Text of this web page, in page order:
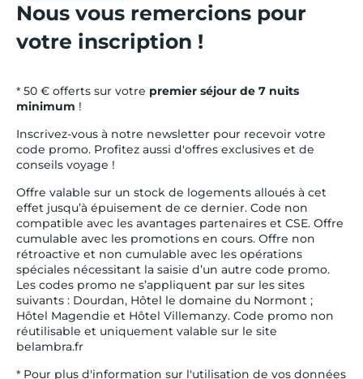
Nous vous remercions pour
votre inscription !
* 50 € offerts sur votre premier séjour de 7 nuits
minimum !
Inscrivez-vous à notre newsletter pour recevoir votre
code promo. Profitez aussi d'offres exclusives et de
conseils voyage !
Offre valable sur un stock de logements alloués à cet
effet jusqu’à épuisement de ce dernier. Code non
compatible avec les avantages partenaires et CSE. Offre
cumulable avec les promotions en cours. Offre non
rétroactive et non cumulable avec les opérations
spéciales nécessitant la saisie d’un autre code promo.
Les codes promo ne s’appliquent par sur les sites
suivants : Dourdan, Hôtel le domaine du Normont ;
Hôtel Magendie et Hôtel Villemanzy. Code promo non
réutilisable et uniquement valable sur le site
belambra.fr
* Pour plus d'information sur l'utilisation de vos données